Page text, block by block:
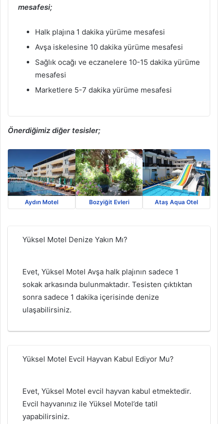
mesafesi;
Halk plajına 1 dakika yürüme mesafesi
Avşa iskelesine 10 dakika yürüme mesafesi
Sağlık ocağı ve eczanelere 10-15 dakika yürüme
mesafesi
Marketlere 5-7 dakika yürüme mesafesi
Önerdiğimiz diğer tesisler;
Aydın Motel Bozyiğit Evleri Ataş Aqua Otel
Yüksel Motel Denize Yakın Mı?
Evet, Yüksel Motel Avşa halk plajının sadece 1
sokak arkasında bulunmaktadır. Tesisten çıktıktan
sonra sadece 1 dakika içerisinde denize
ulaşabilirsiniz.
Yüksel Motel Evcil Hayvan Kabul Ediyor Mu?
Evet, Yüksel Motel evcil hayvan kabul etmektedir.
Evcil hayvanınız ile Yüksel Motel’de tatil
yapabilirsiniz.